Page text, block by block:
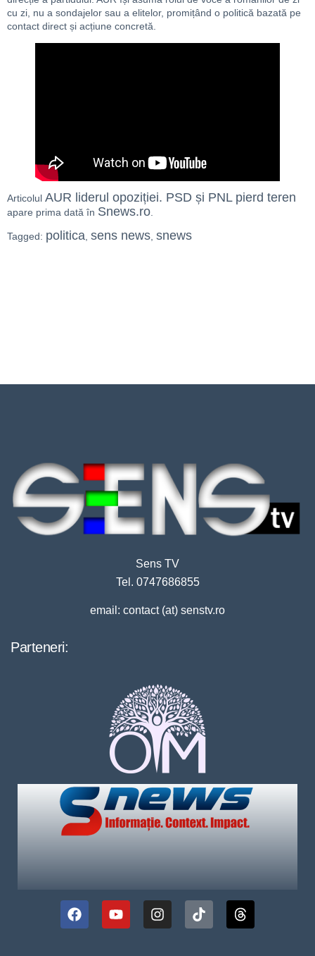
cu zi, nu a sondajelor sau a elitelor, promițând o politică bazată pe
contact direct și acțiune concretă.
Articolul AUR liderul opoziției. PSD și PNL pierd teren
apare prima dată în Snews.ro
Tagged: politica, sens news, snews
Sens TV
Tel. 0747686855
email: contact (at) senstv.ro
Parteneri: